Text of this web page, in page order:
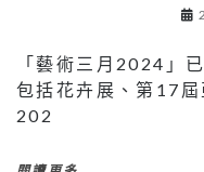
「藝術三月2024」
包括花卉展、第17
202